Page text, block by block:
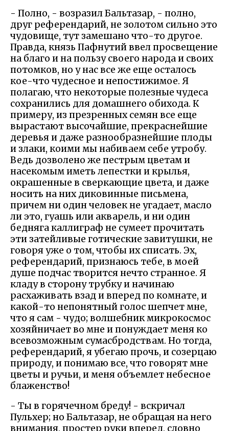
- Полно, - возразил Бальтазар, - полно,
друг референдарий, не золотом сильно это
чудовище, тут замешано что-то другое.
Правда, князь Пафнутий ввел просвещение
на благо и на пользу своего народа и своих
потомков, но у нас все же еще осталось
кое-что чудесное и непостижимое. Я
полагаю, что некоторые полезные чудеса
сохранились для домашнего обихода. К
примеру, из презренных семян все еще
вырастают высочайшие, прекраснейшие
деревья и даже разнообразнейшие плоды
и злаки, коими мы набиваем себе утробу.
Ведь дозволено же пестрым цветам и
насекомым иметь лепестки и крылья,
окрашенные в сверкающие цвета, и даже
носить на них диковинные письмена,
причем ни один человек не угадает, масло
ли это, гуашь или акварель, и ни один
бедняга каллиграф не сумеет прочитать
эти затейливые готические завитушки, не
говоря уже о том, чтобы их списать. Эх,
референдарий, признаюсь тебе, в моей
душе подчас творится нечто странное. Я
кладу в сторону трубку и начинаю
расхаживать взад и вперед по комнате, и
какой-то непонятный голос шепчет мне,
что я сам - чудо; волшебник микрокосмос
хозяйничает во мне и понуждает меня ко
всевозможным сумасбродствам. Но тогда,
референдарий, я убегаю прочь, и созерцаю
природу, и понимаю все, что говорят мне
цветы и ручьи, и меня объемлет небесное
блаженство!
- Ты в горячечном бреду! - вскричал
Пульхер; но Бальтазар, не обращая на него
внимания, простер руки вперед, словно